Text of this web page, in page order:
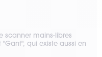
scanner mains-libres
qui existe aussi en